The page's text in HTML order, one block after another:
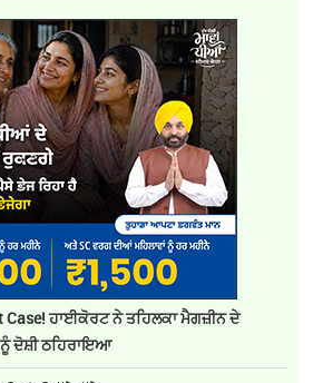
Case! ਹਾਈਕੋਰਟ ਨੇ ਤਹਿਲਕਾ ਮੈਗਜ਼ੀਨ ਦੇ
ਦੋਸ਼ੀ ਠਹਿਰਾਇਆ